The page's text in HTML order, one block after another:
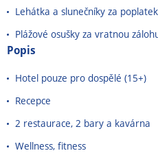
Lehátka a slunečníky za poplatek
Plážové osušky za vratnou
Popis
Hotel pouze pro dospělé (15+)
Recepce
2 restaurace, 2 bary a kavárna
Wellness, fitness